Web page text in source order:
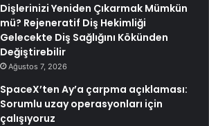
Dişlerinizi Yeniden Çıkarmak Mümkün
mü? Rejeneratif Diş Hekimliği
Gelecekte Diş Sağlığını Kökünden
Değiştirebilir
Ağustos 7, 2026
SpaceX’ten Ay’a çarpma açıklaması:
Sorumlu uzay operasyonları için
çalışıyoruz